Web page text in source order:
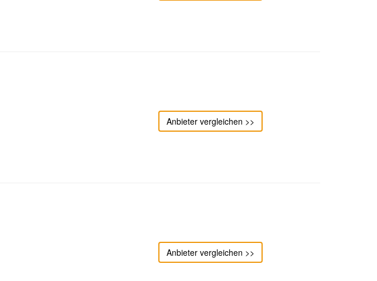
Anbieter vergleichen >>
Anbieter vergleichen >>